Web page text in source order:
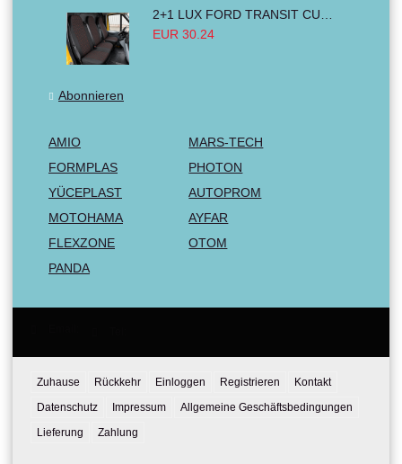
EUR 30.24
Abonnieren
AMIO
MARS-TECH
FORMPLAS
PHOTON
YÜCEPLAST
AUTOPROM
MOTOHAMA
AYFAR
FLEXZONE
OTOM
PANDA
Zuhause Rückkehr Einloggen Registrieren
Kontakt
Datenschutz
Impressum
Allgemeine Geschäftsbedingungen
Lieferung
Zahlung